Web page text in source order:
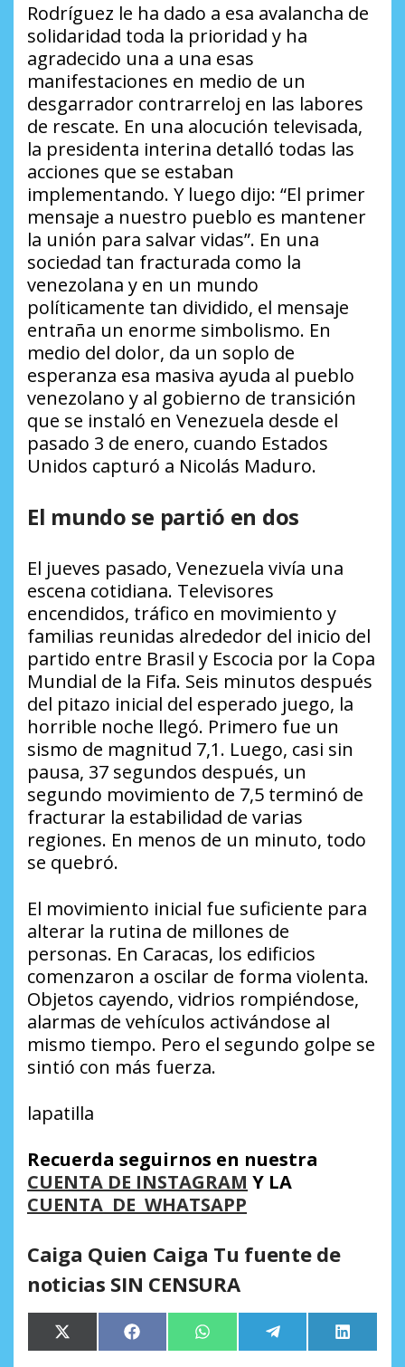
Rodríguez le ha dado a esa avalancha de
solidaridad toda la prioridad y ha
agradecido una a una esas
manifestaciones en medio de un
desgarrador contrarreloj en las labores
de rescate. En una alocución televisada,
la presidenta interina detalló todas las
acciones que se estaban
implementando. Y luego dijo: “El primer
mensaje a nuestro pueblo es mantener
la unión para salvar vidas”. En una
sociedad tan fracturada como la
venezolana y en un mundo
políticamente tan dividido, el mensaje
entraña un enorme simbolismo. En
medio del dolor, da un soplo de
esperanza esa masiva ayuda al pueblo
venezolano y al gobierno de transición
que se instaló en Venezuela desde el
pasado 3 de enero, cuando Estados
Unidos capturó a Nicolás Maduro.
El mundo se partió en dos
El jueves pasado, Venezuela vivía una
escena cotidiana. Televisores
encendidos, tráfico en movimiento y
familias reunidas alrededor del inicio del
partido entre Brasil y Escocia por la Copa
Mundial de la Fifa. Seis minutos después
del pitazo inicial del esperado juego, la
horrible noche llegó. Primero fue un
sismo de magnitud 7,1. Luego, casi sin
pausa, 37 segundos después, un
segundo movimiento de 7,5 terminó de
fracturar la estabilidad de varias
regiones. En menos de un minuto, todo
se quebró.
El movimiento inicial fue suficiente para
alterar la rutina de millones de
personas. En Caracas, los edificios
comenzaron a oscilar de forma violenta.
Objetos cayendo, vidrios rompiéndose,
alarmas de vehículos activándose al
mismo tiempo. Pero el segundo golpe se
sintió con más fuerza.
lapatilla
Recuerda seguirnos en nuestra
CUENTA DE INSTAGRAM Y LA
CUENTA DE WHATSAPP
Caiga Quien Caiga Tu fuente de
noticias SIN CENSURA
Compartir
en
X
(Twitter)
Compartir
en
Facebook Compartir
en
WhatsApp Compartir
en
Telegram
en
LinkedIn